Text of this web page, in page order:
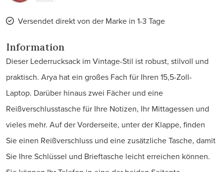
Versendet direkt von der Marke in 1-3 Tage
Information
Dieser Lederrucksack im Vintage-Stil ist robust, stilvoll und
praktisch. Arya hat ein großes Fach für Ihren 15,5-Zoll-
Laptop. Darüber hinaus zwei Fächer und eine
Reißverschlusstasche für Ihre Notizen, Ihr Mittagessen und
vieles mehr. Auf der Vorderseite, unter der Klappe, finden
Sie einen Reißverschluss und eine zusätzliche Tasche, damit
Sie Ihre Schlüssel und Brieftasche leicht erreichen können.